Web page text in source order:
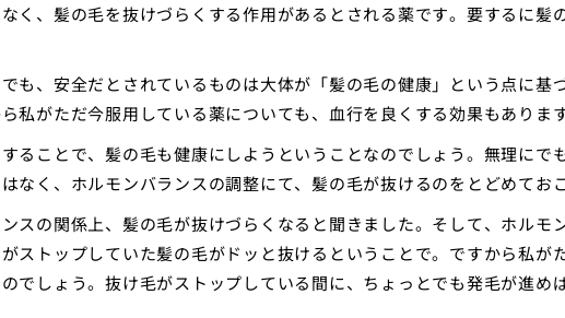
く、髪の毛を抜けづらくする作用があるとされる薬です。要するに髪
も、安全だとされているものは大体が「髪の毛の健康」という点に基
私がただ今服用している薬についても、血行を良くする効果もありま
ることで、髪の毛も健康にしようということなのでしょう。無理にで
なく、ホルモンバランスの調整にて、髪の毛が抜けるのをとどめてお
スの関係上、髪の毛が抜けづらくなると聞きました。そして、ホルモ
ストップしていた髪の毛がドッと抜けるということで。ですから私が
でしょう。抜け毛がストップしている間に、ちょっとでも発毛が進め